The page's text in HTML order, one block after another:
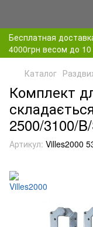
Бесплатная
4000грн весом до
Каталог
Комплект
2500/3100/
Артикул: Villes2000